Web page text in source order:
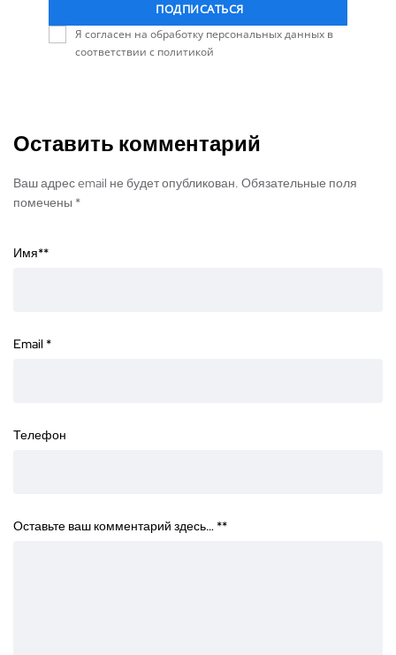
ПОДПИСАТЬСЯ
Я согласен на обработку персональных данных в
соответствии с политикой
Оставить комментарий
Ваш адрес email не будет опубликован. Обязательные поля
помечены *
Имя**
Email *
Телефон
Оставьте ваш комментарий здесь… **